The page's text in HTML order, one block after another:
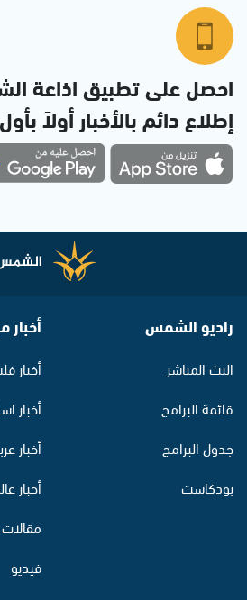
احصل على تطبيق اذاعة
إطلاع دائم بالأخبار أولاً بأول
راديو الشمس
البث المباشر
قائمة البرامج
جدول البرامج
بودكاست
أخبار
أخبار
أخبار
أخبار
فيديو